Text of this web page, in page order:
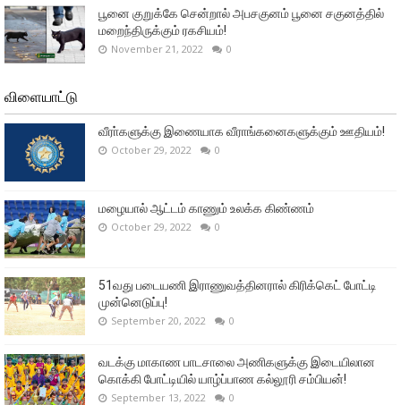
பூனை குறுக்கே சென்றால் அபசகுனம் பூனை சகுனத்தில்
மறைந்திருக்கும் ரகசியம்!
November 21, 2022 0
விளையாட்டு
வீரா்களுக்கு இணையாக வீராங்கனைகளுக்கும் ஊதியம்!
October 29, 2022 0
மழையால் ஆட்டம் காணும் உலக்க கிண்ணம்
October 29, 2022 0
51வது படையணி இராணுவத்தினரால் கிரிக்கெட் போட்டி
முன்னெடுப்பு!
September 20, 2022 0
வடக்கு மாகாண பாடசாலை அணிகளுக்கு இடையிலான
கொக்கி போட்டியில் யாழ்ப்பாண கல்லூரி சம்பியன்!
September 13, 2022 0